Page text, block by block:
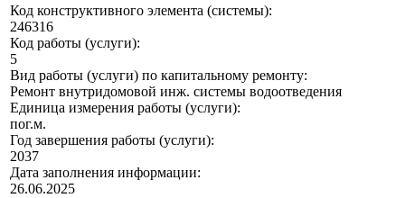
Код конструктивного элемента (системы):
246316
Код работы (услуги):
5
Вид работы (услуги) по капитальному ремонту:
Ремонт внутридомовой инж. системы водоотведения
Единица измерения работы (услуги):
пог.м.
Год завершения работы (услуги):
2037
Дата заполнения информации:
26.06.2025